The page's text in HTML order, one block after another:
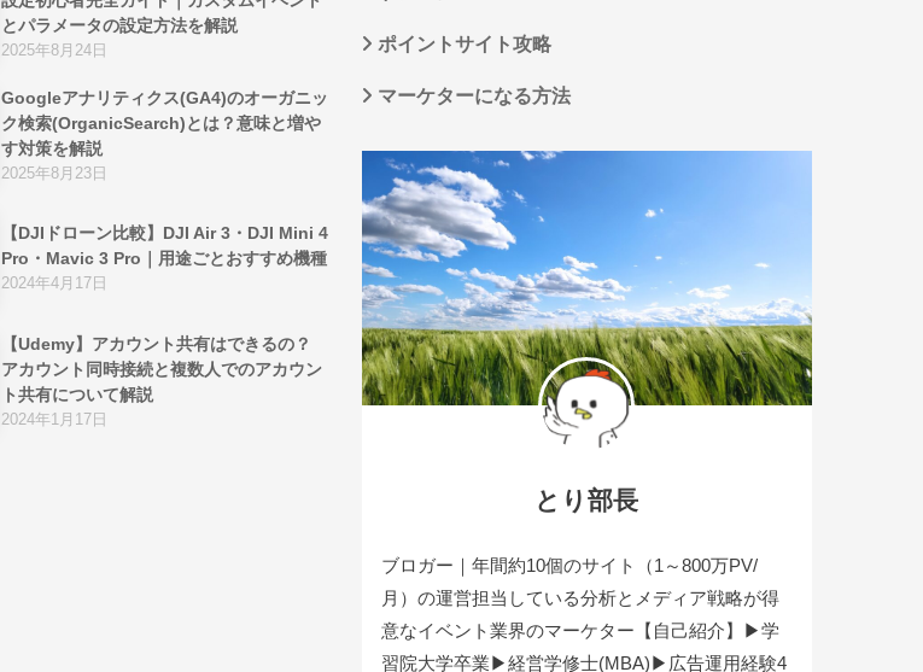
とパラメータの設定方法を解説
2025年8月24日
Googleアナリティクス(GA4)のオーガニッ
ク検索(OrganicSearch)とは？意味と増や
す対策を解説
2025年8月23日
【DJIドローン比較】DJI Air 3・DJI Mini 4
Pro・Mavic 3 Pro｜用途ごとおすすめ機種
2024年4月17日
【Udemy】アカウント共有はできるの？
アカウント同時接続と複数人でのアカウン
ト共有について解説
2024年1月17日
ポイントサイト攻略
マーケターになる方法
とり部長
ブロガー｜年間約10個のサイト（1～800万PV/
月）の運営担当している分析とメディア戦略が得
意なイベント業界のマーケター【自己紹介】▶学
習院大学卒業▶経営学修士(MBA)▶広告運用経験4